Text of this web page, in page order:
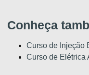
Conheça
Curso de Injeção
Curso de Elétrica